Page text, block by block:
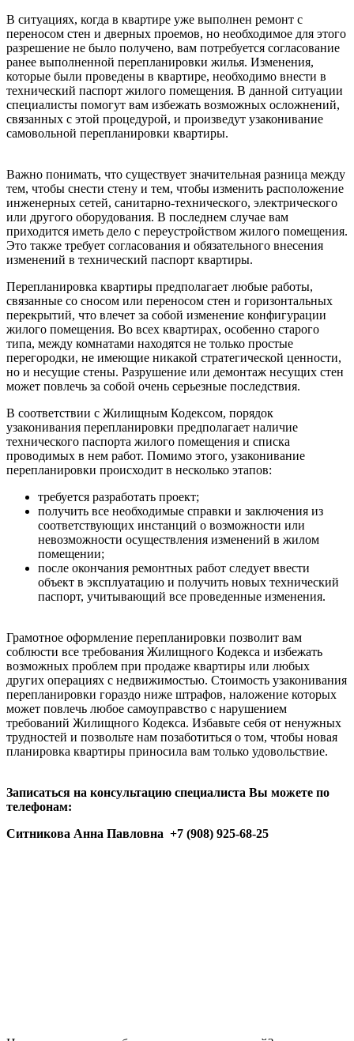
В ситуациях, когда в квартире уже выполнен ремонт с
переносом стен и дверных проемов, но необходимое для этого
разрешение не было получено, вам потребуется согласование
ранее выполненной перепланировки жилья. Изменения,
которые были проведены в квартире, необходимо внести в
технический паспорт жилого помещения. В данной ситуации
специалисты помогут вам избежать возможных осложнений,
связанных с этой процедурой, и произведут узаконивание
самовольной перепланировки квартиры.
Важно понимать, что существует значительная разница между
тем, чтобы снести стену и тем, чтобы изменить расположение
инженерных сетей, санитарно-технического, электрического
или другого оборудования. В последнем случае вам
приходится иметь дело с переустройством жилого помещения.
Это также требует согласования и обязательного внесения
изменений в технический паспорт квартиры.
Перепланировка квартиры предполагает любые работы,
связанные со сносом или переносом стен и горизонтальных
перекрытий, что влечет за собой изменение конфигурации
жилого помещения. Во всех квартирах, особенно старого
типа, между комнатами находятся не только простые
перегородки, не имеющие никакой стратегической ценности,
но и несущие стены. Разрушение или демонтаж несущих стен
может повлечь за собой очень серьезные последствия.
В соответствии с Жилищным Кодексом, порядок
узаконивания перепланировки предполагает наличие
технического паспорта жилого помещения и списка
проводимых в нем работ. Помимо этого, узаконивание
перепланировки происходит в несколько этапов:
требуется разработать проект;
получить все необходимые справки и заключения из
соответствующих инстанций о возможности или
невозможности осуществления изменений в жилом
помещении;
после окончания ремонтных работ следует ввести
объект в эксплуатацию и получить новых технический
паспорт, учитывающий все проведенные изменения.
Грамотное оформление перепланировки позволит вам
соблюсти все требования Жилищного Кодекса и избежать
возможных проблем при продаже квартиры или любых
других операциях с недвижимостью. Стоимость узаконивания
перепланировки гораздо ниже штрафов, наложение которых
может повлечь любое самоуправство с нарушением
требований Жилищного Кодекса. Избавьте себя от ненужных
трудностей и позвольте нам позаботиться о том, чтобы новая
планировка квартиры приносила вам только удовольствие.
Записаться на консультацию специалиста Вы можете по
телефонам:
Ситникова Анна Павловна +7 (908) 925-68-25